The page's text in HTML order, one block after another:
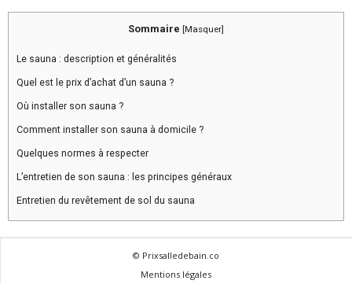
Sommaire [Masquer]
Le sauna : description et généralités
Quel est le prix d’achat d’un sauna ?
Où installer son sauna ?
Comment installer son sauna à domicile ?
Quelques normes à respecter
L’entretien de son sauna : les principes généraux
Entretien du revêtement de sol du sauna
© Prixsalledebain.co
Mentions légales